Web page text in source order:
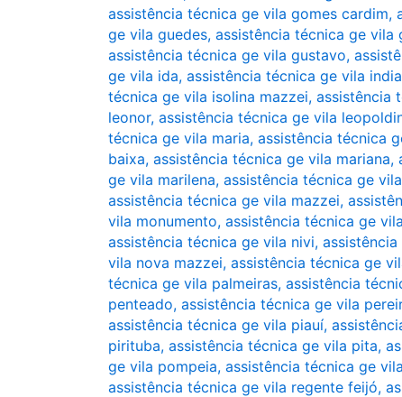
assistência técnica ge vila gomes cardim,
ge vila guedes, assistência técnica ge vila
assistência técnica ge vila gustavo,
ge vila ida, assistência técnica ge vila
técnica ge vila isolina mazzei, assistência
leonor, assistência técnica ge vila
técnica ge vila maria, assistência técnica
baixa, assistência técnica ge vila mariana,
ge vila marilena, assistência técnica ge
assistência técnica ge vila mazzei,
vila monumento, assistência técnica ge
assistência técnica ge vila nivi,
vila nova mazzei, assistência técnica ge
técnica ge vila palmeiras, assistência
penteado, assistência técnica ge vila
assistência técnica ge vila piauí,
pirituba, assistência técnica ge vila pita,
ge vila pompeia, assistência técnica ge
assistência técnica ge vila regente feijó,